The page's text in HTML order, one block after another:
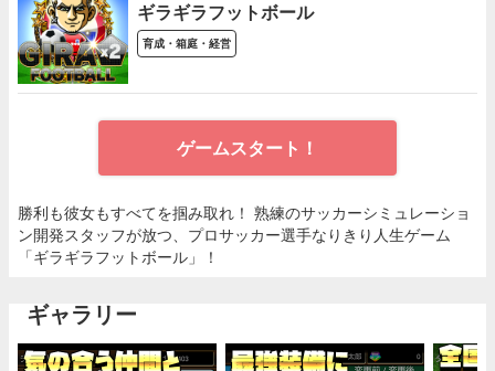
ギラギラフットボール
育成・箱庭・経営
ゲームスタート！
勝利も彼女もすべてを掴み取れ！ 熟練のサッカーシミュレーショ
ン開発スタッフが放つ、プロサッカー選手なりきり人生ゲーム
「ギラギラフットボール」！
ギャラリー